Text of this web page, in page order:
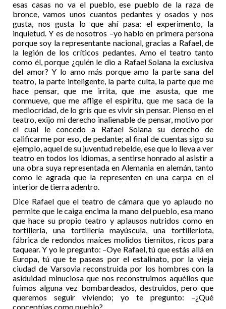
esas casas no va el pueblo, ese pueblo de la raza de
bronce, vamos unos cuantos pedantes y osados y nos
gusta, nos gusta lo que ahí pasa: el experimento, la
inquietud. Y es de nosotros –yo hablo en primera persona
porque soy la representante nacional, gracias a Rafael, de
la legión de los críticos pedantes. Amo el teatro tanto
como él, porque ¿quién le dio a Rafael Solana la exclusiva
del amor? Y lo amo más porque amo la parte sana del
teatro, la parte inteligente, la parte culta, la parte que me
hace pensar, que me irrita, que me asusta, que me
conmueve, que me aflige el espíritu, que me saca de la
mediocridad, de lo gris que es vivir sin pensar. Pienso en el
teatro, exijo mi derecho inalienable de pensar, motivo por
el cual le concedo a Rafael Solana su derecho de
calificarme por eso, de pedante; al final de cuentas sigo su
ejemplo, aquel de su juventud rebelde, ese que lo lleva a ver
teatro en todos los idiomas, a sentirse honrado al asistir a
una obra suya representada en Alemania en alemán, tanto
como le agrada que la representen en una carpa en el
interior de tierra adentro.
Dice Rafael que el teatro de cámara que yo aplaudo no
permite que le caiga encima la mano del pueblo, esa mano
que hace su propio teatro y aplausos nutridos como en
tortillería, una tortillería mayúscula, una tortilleriota,
fábrica de redondos maíces molidos tiernitos, ricos para
taquear. Y yo le pregunto: –Oye Rafael, tú que estás allá en
Europa, tú que te paseas por el estalinato, por la vieja
ciudad de Varsovia reconstruida por los hombres con la
asiduidad minuciosa que nos reconstruimos aquéllos que
fuimos alguna vez bombardeados, destruidos, pero que
queremos seguir viviendo; yo te pregunto: –¿Qué
conceptúas como pueblo?